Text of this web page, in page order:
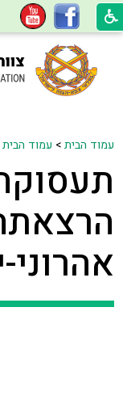
עמוד הבית> עמוד הבית
אהרוני-